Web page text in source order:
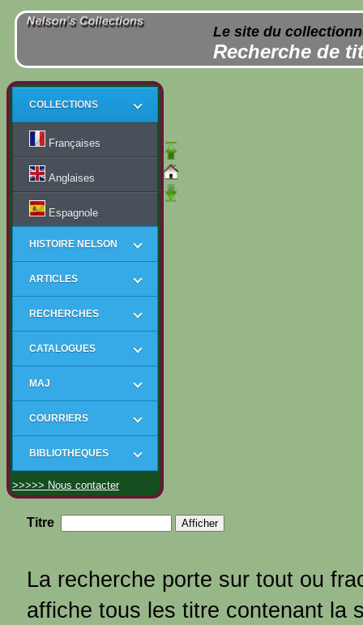
Le site du
Recherche de
COLLECTIONS
Françaises
Anglaises
Espagnole
HISTOIRE NELSON
ARTICLES
RECHERCHES
CATALOGUES
MAJ
COURRIERS
BIBLIOTHEQUES
>>>>> Nous contacter
Titre
La recherche porte sur tout ou
affiche tous les titre contenant la